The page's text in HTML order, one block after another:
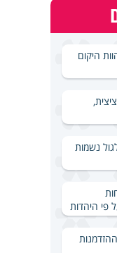
היקום
נשמות
פי היהדות